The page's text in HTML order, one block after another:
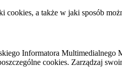
cookies, a także w jaki sposób
Informatora
cookies. Zarządzaj